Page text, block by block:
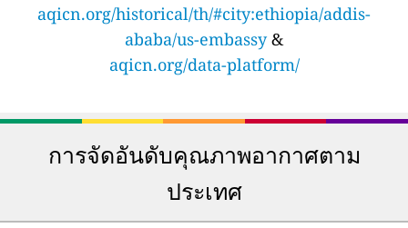
aqicn.org/historical/th/#city:ethiopia/addis-
ababa/us-embassy&
aqicn.org/data-platform/
การจัดอันดับคุณภาพอากาศตาม
ประเทศ